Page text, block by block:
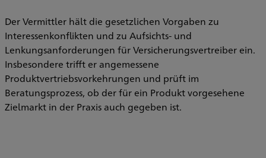
Der Vermittler hält die gesetzlichen Vorgaben zu
Interessenkonflikten und zu Aufsichts- und
Lenkungsanforderungen für Versicherungsvertreiber ein.
Insbesondere trifft er angemessene
Produktvertriebsvorkehrungen und prüft im
Beratungsprozess, ob der für ein Produkt vorgesehene
Zielmarkt in der Praxis auch gegeben ist.